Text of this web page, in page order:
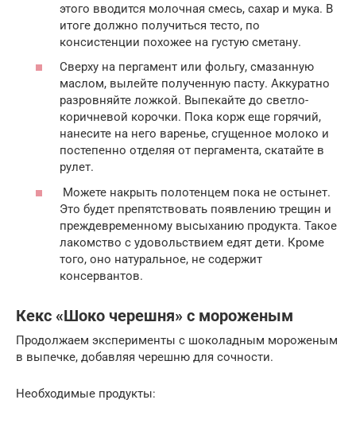
этого вводится молочная смесь, сахар и мука. В
итоге должно получиться тесто, по
консистенции похожее на густую сметану.
Сверху на пергамент или фольгу, смазанную
маслом, вылейте полученную пасту. Аккуратно
разровняйте ложкой. Выпекайте до светло-
коричневой корочки. Пока корж еще горячий,
нанесите на него варенье, сгущенное молоко и
постепенно отделяя от пергамента, скатайте в
рулет.
Можете накрыть полотенцем пока не остынет.
Это будет препятствовать появлению трещин и
преждевременному высыханию продукта. Такое
лакомство с удовольствием едят дети. Кроме
того, оно натуральное, не содержит
консервантов.
Кекс «Шоко черешня» с мороженым
Продолжаем эксперименты с шоколадным мороженым
в выпечке, добавляя черешню для сочности.
Необходимые продукты: